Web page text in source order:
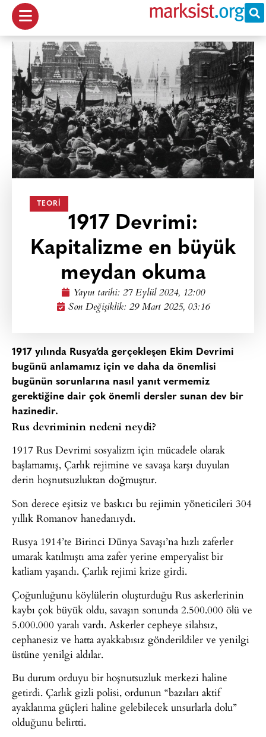
TEORI
1917 Devrimi:
Kapitalizme en büyük
meydan okuma
Yayın tarihi: 27 Eylül 2024, 12:00
Son Değişiklik: 29 Mart 2025, 03:16
1917 yılında Rusya’da gerçekleşen Ekim Devrimi
bugünü anlamamız için ve daha da önemlisi
bugünün sorunlarına nasıl yanıt vermemiz
gerektiğine dair çok önemli dersler sunan dev bir
hazinedir.
Rus devriminin nedeni neydi?
1917 Rus Devrimi sosyalizm için mücadele olarak
başlamamış, Çarlık rejimine ve savaşa karşı duyulan
derin hoşnutsuzluktan doğmuştur.
Son derece eşitsiz ve baskıcı bu rejimin yöneticileri 304
yıllık Romanov hanedanıydı.
Rusya 1914’te Birinci Dünya Savaşı’na hızlı zaferler
umarak katılmıştı ama zafer yerine emperyalist bir
katliam yaşandı. Çarlık rejimi krize girdi.
Çoğunluğunu köylülerin oluşturduğu Rus askerlerinin
kaybı çok büyük oldu, savaşın sonunda 2.500.000 ölü ve
5.000.000 yaralı vardı. Askerler cepheye silahsız,
cephanesiz ve hatta ayakkabısız gönderildiler ve yenilgi
üstüne yenilgi aldılar.
Bu durum orduyu bir hoşnutsuzluk merkezi haline
getirdi. Çarlık gizli polisi, ordunun “bazıları aktif
ayaklanma güçleri haline gelebilecek unsurlarla dolu”
olduğunu belirtti.